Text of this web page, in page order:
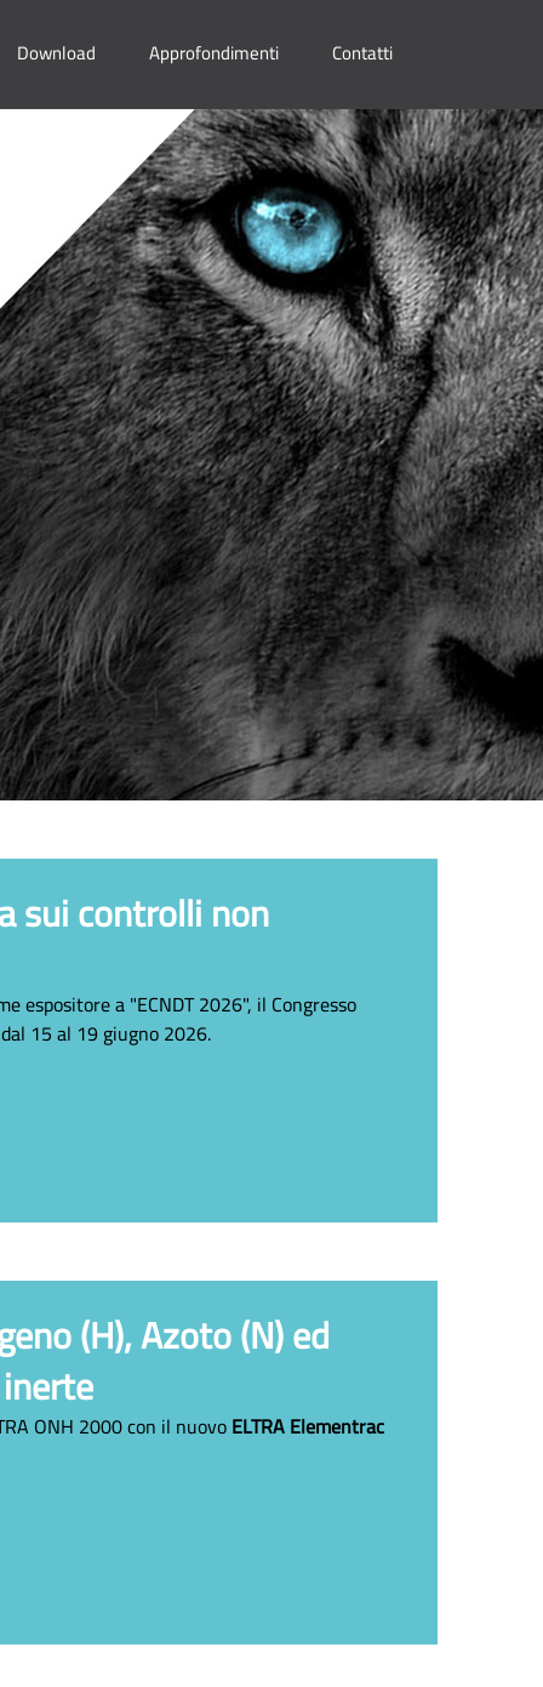
sui controlli non
espositore a "ECNDT 2026", il Congresso
15 al 19 giugno 2026.
(H), Azoto (N) ed
ONH 2000 con il nuovoELTRA Elementrac
Download Approfondimenti Contatti